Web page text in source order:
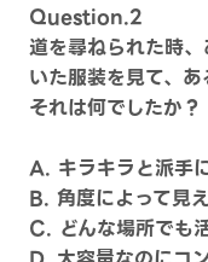
Question.2
道を尋ねられた時
いた服装を見て、あ
それは何でしたか？
A. キラキラと派手
B. 角度によって見
C. どんな場所でも